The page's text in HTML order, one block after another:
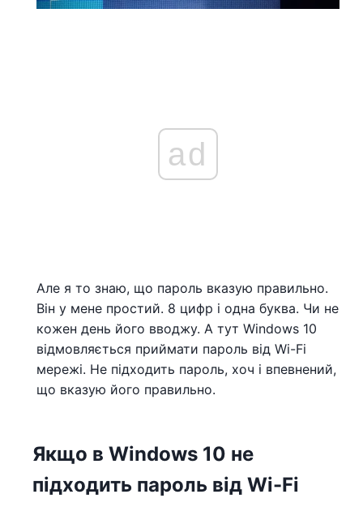
ad
Але я то знаю, що пароль вказую правильно.
Він у мене простий. 8 цифр і одна буква. Чи не
кожен день його вводжу. А тут Windows 10
відмовляється приймати пароль від Wi-Fi
мережі. Не підходить пароль, хоч і впевнений,
що вказую його правильно.
Якщо в Windows 10 не
підходить пароль від Wi-Fi